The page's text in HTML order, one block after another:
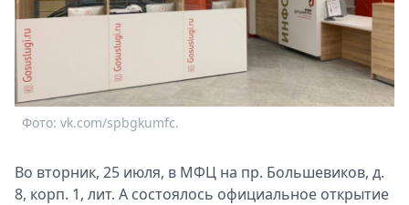
Стримы
Спецпроекты
Звезды
Выборы
2026
Скачай
Metro
Фото: vk.com/spbgkumfc.
Во вторник, 25 июля, в МФЦ на пр. Большевиков, д.
8, корп. 1, лит. А состоялось официальное открытие